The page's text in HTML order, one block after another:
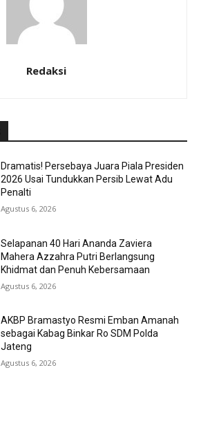
Redaksi
Dramatis! Persebaya Juara Piala Presiden
2026 Usai Tundukkan Persib Lewat Adu
Penalti
Agustus 6, 2026
Selapanan 40 Hari Ananda Zaviera
Mahera Azzahra Putri Berlangsung
Khidmat dan Penuh Kebersamaan
Agustus 6, 2026
AKBP Bramastyo Resmi Emban Amanah
sebagai Kabag Binkar Ro SDM Polda
Jateng
Agustus 6, 2026